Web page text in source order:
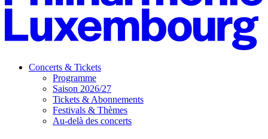
Concerts & Tickets
Programme
Saison 2026/27
Tickets & Abonnements
Festivals & Thèmes
Au-delà des concerts